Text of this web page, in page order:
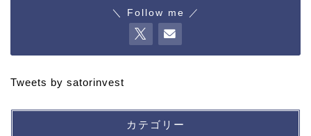
＼ Follow me ／
Tweets by satorinvest
カテゴリーポートフォリオ